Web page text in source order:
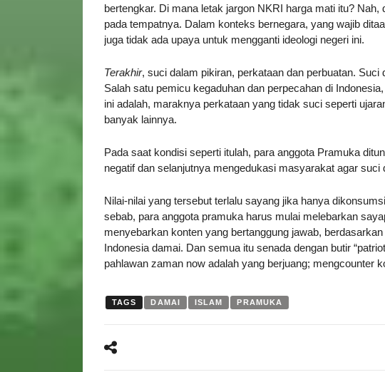
bertengkar. Di mana letak jargon NKRI harga mati itu?
pada tempatnya. Dalam konteks bernegara, yang wajib
juga tidak ada upaya untuk mengganti ideologi negeri ini.
Terakhir, suci dalam pikiran, perkataan dan perbuatan.
Salah satu pemicu kegaduhan dan perpecahan di
ini adalah, maraknya perkataan yang tidak suci seperti
banyak lainnya.
Pada saat kondisi seperti itulah, para anggota Pramuka
negatif dan selanjutnya mengedukasi masyarakat agar suci
Nilai-nilai yang tersebut terlalu sayang jika hanya
sebab, para anggota pramuka harus mulai melebarkan
menyebarkan konten yang bertanggung jawab,
Indonesia damai. Dan semua itu senada dengan butir
pahlawan zaman now adalah yang berjuang; mengcounter
TAGS DAMAI ISLAM PRAMUKA